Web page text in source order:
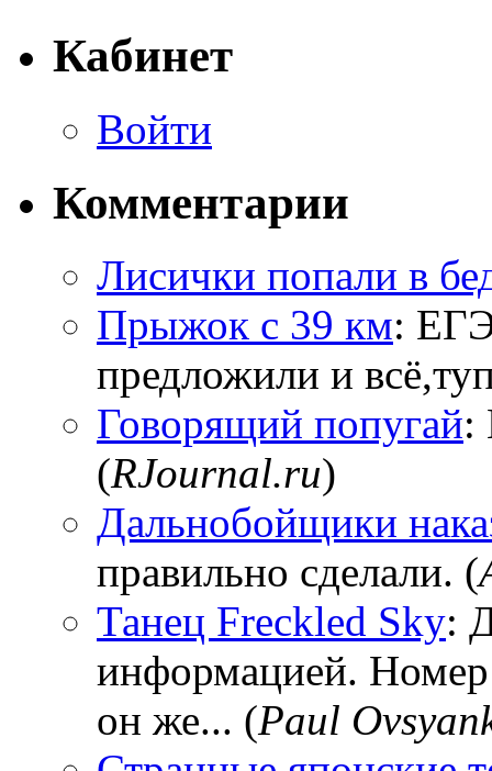
Кабинет
Войти
Комментарии
Лисички попали в
Прыжок с 39 км:
предложили и
Говорящий попугай:
(RJournal.ru)
Дальнобойщики
правильно сделали. (
Танец Freckled Sky:
информацией.
он же... (Paul